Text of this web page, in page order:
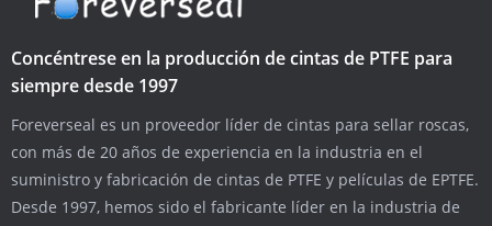
Concéntrese en la producción de cintas de PTFE para
siempre desde 1997
Foreverseal es un proveedor líder de cintas para sellar roscas,
con más de 20 años de experiencia en la industria en el
suministro y fabricación de cintas de PTFE y películas de EPTFE.
Desde 1997, hemos sido el fabricante líder en la industria de